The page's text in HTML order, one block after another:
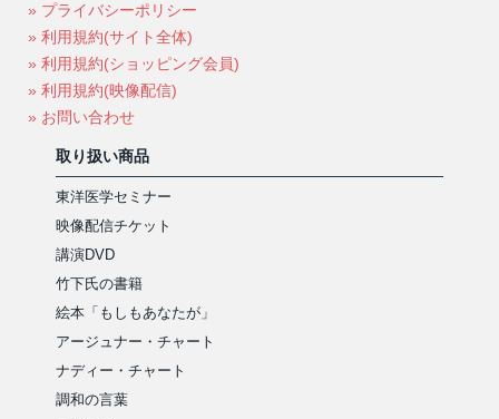
» プライバシーポリシー
» 利用規約(サイト全体)
» 利用規約(ショッピング会員)
» 利用規約(映像配信)
» お問い合わせ
取り扱い商品
東洋医学セミナー
映像配信チケット
講演DVD
竹下氏の書籍
絵本「もしもあなたが」
アージュナー・チャート
ナディー・チャート
調和の言葉